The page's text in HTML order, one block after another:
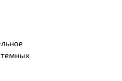
темных